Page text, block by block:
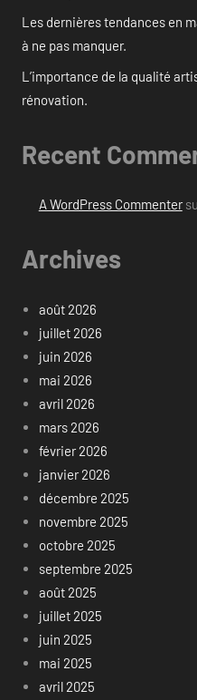
Les dernières tendances en
à ne pas manquer.
L’importance de la qualité
rénovation.
Recent
A WordPress Commenter
Archives
août 2026
juillet 2026
juin 2026
mai 2026
avril 2026
mars 2026
février 2026
janvier 2026
décembre 2025
novembre 2025
octobre 2025
septembre 2025
août 2025
juillet 2025
juin 2025
mai 2025
avril 2025